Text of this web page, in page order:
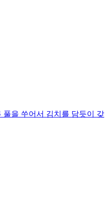
풀을 쑤어서 김치를 담듯이 갖